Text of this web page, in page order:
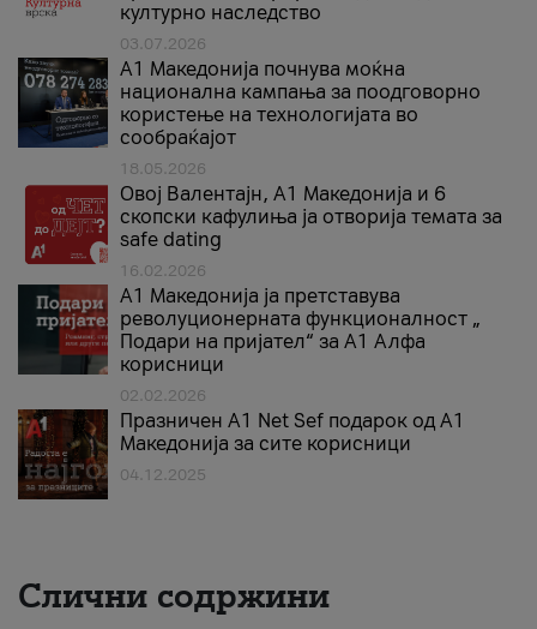
културно наследство
03.07.2026
A1 Македонија почнува моќна
национална кампања за поодговорно
користење на технологијата во
сообраќајот
18.05.2026
Овој Валентајн, A1 Македонија и 6
скопски кафулиња ја отворија темата за
safe dating
16.02.2026
А1 Македонија ја претставува
револуционерната функционалност „
Подари на пријател“ за А1 Алфа
корисници
02.02.2026
Празничен A1 Net Sеf подарок од А1
Македонија за сите корисници
04.12.2025
Слични содржини